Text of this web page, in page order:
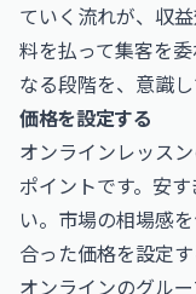
ていく流れが、収
料を払って集客を
なる段階を、意識
価格を設定する
オンラインレッス
ポイントです。安
い。市場の相場感
合った価格を設定す
オンラインのグル